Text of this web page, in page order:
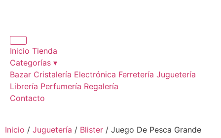
Inicio Tienda
Categorías ▾
Bazar Cristalería Electrónica Ferretería Juguetería
Librería Perfumería Regalería
Contacto
Inicio / Juguetería / Blister / Juego De Pesca Grande